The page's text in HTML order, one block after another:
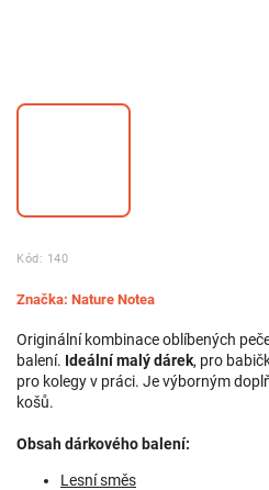
Kód: 140
Značka: Nature Notea
Originální kombinace oblíbených
balení. Ideální malý dárek, pro
pro kolegy v práci. Je výborným
košů.
Obsah dárkového balení:
Lesní směs